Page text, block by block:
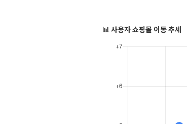
📊 사용자 쇼핑몰 이동 추세